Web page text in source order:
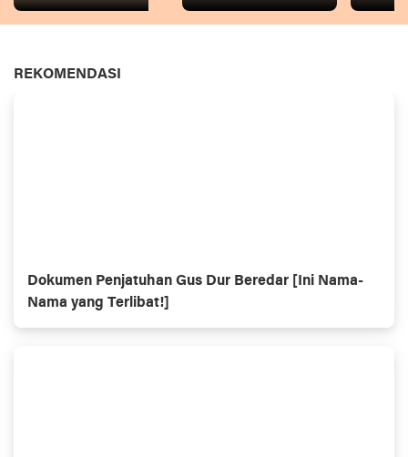
REKOMENDASI
Dokumen Penjatuhan Gus Dur Beredar [Ini Nama-
Nama yang Terlibat!]